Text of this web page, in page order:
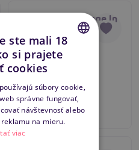
Bestseller
TABOOM Bondage In
Luxury Large Whip
(Red)
19,80 €
Do košíka
CZECH
ENGLISH
ste mali 18
si prajete
cookies
súbory cookie,
správne fungovať,
návštevnosť alebo
na mieru.
viac